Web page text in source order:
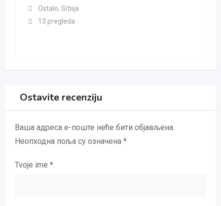
Ostalo, Srbija
13 pregleda
Ostavite recenziju
Ваша адреса е-поште неће бити објављена.
Неопходна поља су означена *
Tvoje ime *